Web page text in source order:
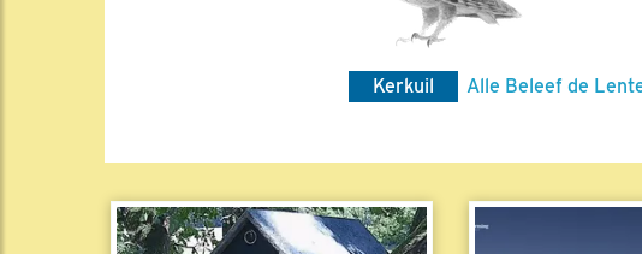
Kerkuil Alle Beleef de